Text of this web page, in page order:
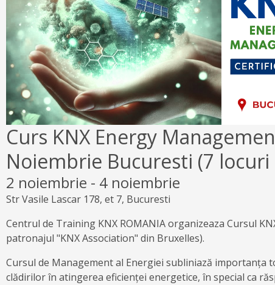
Curs KNX Energy
Noiembrie Bucuresti (7
2 noiembrie - 4 noiembrie
Str Vasile Lascar 178, et 7, Bucuresti
Centrul de Training KNX ROMANIA organizeaza Cursul
patronajul "KNX Association" din Bruxelles).
Cursul de Management al Energiei subliniază importanța
clădirilor în atingerea eficienței energetice, în special ca